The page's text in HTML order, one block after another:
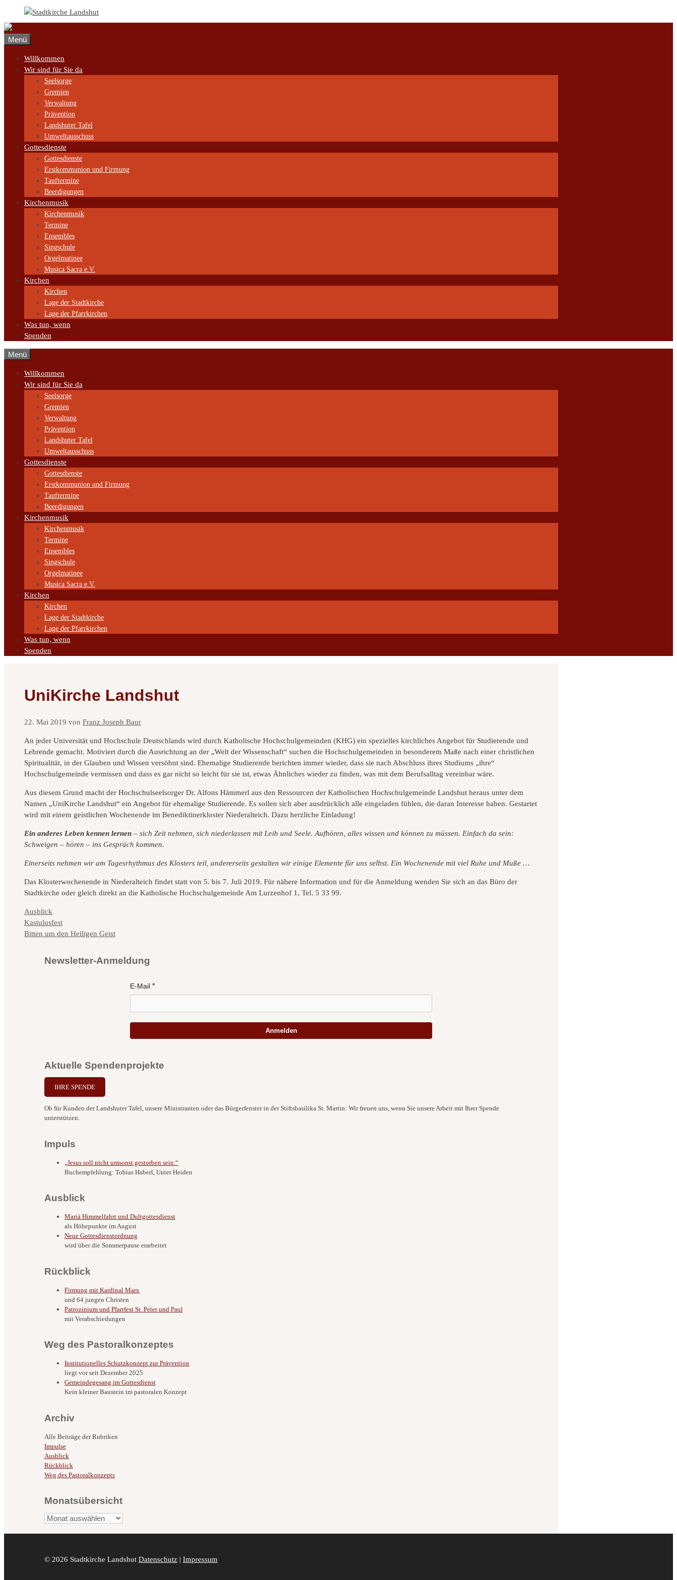
springen
Menü
Willkommen
Wir sind für Sie da
Seelsorge
Gremien
Verwaltung
Prävention
Landshuter Tafel
Umweltausschuss
Gottesdienste
Gottesdienste
Erstkommunion und Firmung
Tauftermine
Beerdigungen
Kirchenmusik
Kirchenmusik
Termine
Ensembles
Singschule
Orgelmatinee
Musica Sacra e.V.
Kirchen
Kirchen
Lage der Stadtkirche
Lage der Pfarrkirchen
Was tun, wenn
Spenden
Menü
Willkommen
Wir sind für Sie da
Seelsorge
Gremien
Verwaltung
Prävention
Landshuter Tafel
Umweltausschuss
Gottesdienste
Gottesdienste
Erstkommunion und Firmung
Tauftermine
Beerdigungen
Kirchenmusik
Kirchenmusik
Termine
Ensembles
Singschule
Orgelmatinee
Musica Sacra e.V.
Kirchen
Kirchen
Lage der Stadtkirche
Lage der Pfarrkirchen
Was tun, wenn
Spenden
UniKirche Landshut
22. Mai 2019 von Franz Joseph Baur
An jeder Universität und Hochschule Deutschlands wird durch Katholische Hochschulgemeinden (KHG) ein spezielles kirchliches Angebot für Studierende und
Lehrende gemacht. Motiviert durch die Ausrichtung an der „Welt der Wissenschaft“ suchen die Hochschulgemeinden in besonderem Maße nach einer christlichen
Spiritualität, in der Glauben und Wissen versöhnt sind. Ehemalige Studierende berichten immer wieder, dass sie nach Abschluss ihres Studiums „ihre“
Hochschulgemeinde vermissen und dass es gar nicht so leicht für sie ist, etwas Ähnliches wieder zu finden, was mit dem Berufsalltag vereinbar wäre.
Aus diesem Grund macht der Hochschulseelsorger Dr. Alfons Hämmerl aus den Ressourcen der Katholischen Hochschulgemeinde Landshut heraus unter dem
Namen „UniKirche Landshut“ ein Angebot für ehemalige Studierende. Es sollen sich aber ausdrücklich alle eingeladen fühlen, die daran Interesse haben. Gestartet
wird mit einem geistlichen Wochenende im Benediktinerkloster Niederalteich. Dazu herzliche Einladung!
Ein anderes Leben kennen lernen – sich Zeit nehmen, sich niederlassen mit Leib und Seele. Aufhören, alles wissen und können zu müssen. Einfach da sein:
Schweigen – hören – ins Gespräch kommen.
Einerseits nehmen wir am Tagesrhythmus des Klosters teil, andererseits gestalten wir einige Elemente für uns selbst. Ein Wochenende mit viel Ruhe und Muße …
Das Klosterwochenende in Niederalteich findet statt von 5. bis 7. Juli 2019. Für nähere Information und für die Anmeldung wenden Sie sich an das Büro der
Stadtkirche oder gleich direkt an die Katholische Hochschulgemeinde Am Lurzenhof 1, Tel. 5 33 99.
Kategorien
Ausblick
Kastulusfest
Bitten um den Heiligen Geist
Newsletter-Anmeldung
E-Mail
Anmelden
Aktuelle Spendenprojekte
IHRE SPENDE
Ob für Kunden der Landshuter Tafel, unsere Ministranten oder das Bürgerfenster in der Stiftsbasilika St. Martin: Wir freuen uns, wenn Sie unsere Arbeit mit Ihrer Spende
unterstützen.
Impuls
„Jesus soll nicht umsonst gestorben sein.“
Buchempfehlung: Tobias Haberl, Unter Heiden
Ausblick
Mariä Himmelfahrt und Dultgottesdienst
als Höhepunkte im August
Neue Gottesdienstordnung
wird über die Sommerpause erarbeitet
Rückblick
Firmung mit Kardinal Marx
und 64 jungen Christen
Patrozinium und Pfarrfest St. Peter und Paul
mit Verabschiedungen
Weg des Pastoralkonzeptes
Institutionelles Schutzkonzept zur Prävention
liegt vor seit Dezember 2025
Gemeindegesang im Gottesdienst
Kein kleiner Baustein im pastoralen Konzept
Archiv
Alle Beiträge der Rubriken
Impulse
Ausblick
Rückblick
Weg des Pastoralkonzepts
Monatsübersicht
Monatsübersicht
© 2026 Stadtkirche Landshut Datenschutz | Impressum